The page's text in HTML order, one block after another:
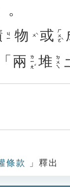
。
ㄐㄧ 物 ㄨˋ 或 ㄏㄨㄛˋ
兩 ㄌㄧㄤˇ 堆 ㄉㄨㄟ
條款 」釋出